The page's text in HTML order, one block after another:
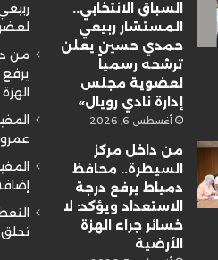
السباق الانتخابي..
المستشار ربيعي
حمدي حسين يعلن
ترشحه رسمياً
لعضوية مجلس
إدارة نادي رويال»
أغسطس 6, 2026
من داخل مركز
السيطرة.. محافظ
دمياط يرفع درجة
الاستعداد ويؤكد: لا
خسائر جراء الهزة
الأرضية
من
يرفع